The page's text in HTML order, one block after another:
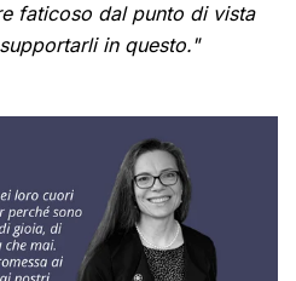
faticoso dal punto di vista
in questo."